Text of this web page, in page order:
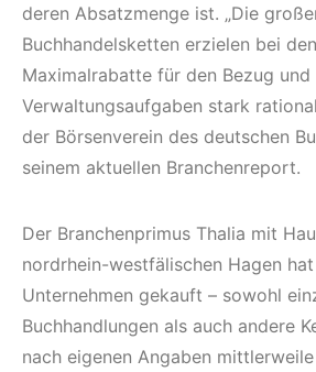
deren Absatzmenge ist. „Die
Buchhandelsketten erzielen bei
Maximalrabatte für den Bezug
Verwaltungsaufgaben stark
der Börsenverein des deutschen
seinem aktuellen Branchenreport.
Der Branchenprimus Thalia mit
nordrhein-westfälischen Hagen
Unternehmen gekauft – sowohl
Buchhandlungen als auch andere
nach eigenen Angaben